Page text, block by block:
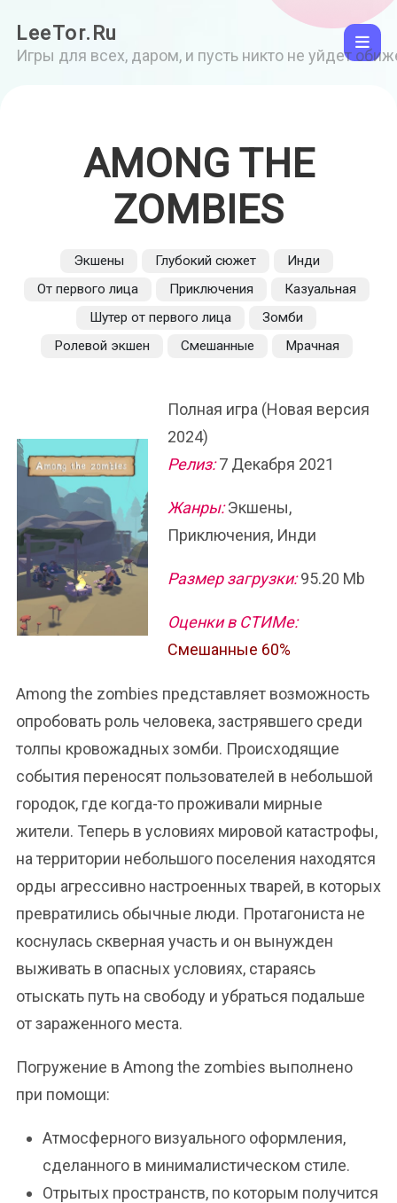
LeeTor.Ru
Игры для всех, даром, и пусть никто не уйдет
AMONG THE
ZOMBIES
Экшены Глубокий сюжет
Инди
От первого лица
Приключения
Казуальная
Шутер от первого лица
Зомби
Ролевой экшен
Смешанные Мрачная
Полная игра (Новая версия
2024)
Релиз:7 Декабря 2021
Жанры:Экшены,
Приключения, Инди
Размер загрузки:95.20 Mb
Оценки в СТИМе:
Смешанные 60%
Among the zombies представляет возможность
опробовать роль человека, застрявшего среди
толпы кровожадных зомби. Происходящие
события переносят пользователей в небольшой
городок, где когда-то проживали мирные
жители. Теперь в условиях мировой катастрофы,
на территории небольшого поселения находятся
орды агрессивно настроенных тварей, в которых
превратились обычные люди. Протагониста не
коснулась скверная участь и он вынужден
выживать в опасных условиях, стараясь
отыскать путь на свободу и убраться подальше
от зараженного места.
Погружение в Among the zombies выполнено
при помощи:
Атмосферного визуального оформления,
сделанного в минималистическом стиле.
Отрытых пространств, по которым получится